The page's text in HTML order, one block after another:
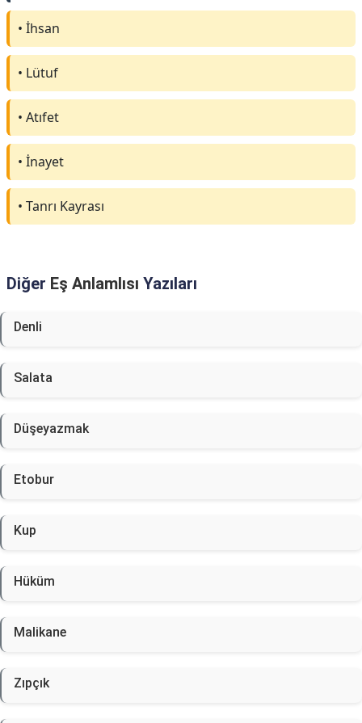
• İhsan
• Lütuf
• Atıfet
• İnayet
• Tanrı Kayrası
Diğer Eş Anlamlısı Yazıları
Denli
Salata
Düşeyazmak
Etobur
Kup
Hüküm
Malikane
Zıpçık